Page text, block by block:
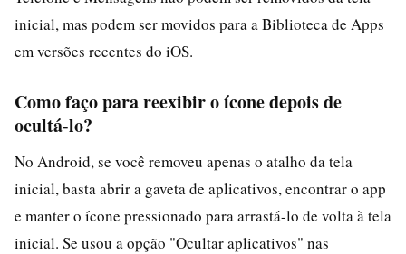
inicial, mas podem ser movidos para a Biblioteca de Apps
em versões recentes do iOS.
Como faço para reexibir o ícone depois de
ocultá-lo?
No Android, se você removeu apenas o atalho da tela
inicial, basta abrir a gaveta de aplicativos, encontrar o app
e manter o ícone pressionado para arrastá-lo de volta à tela
inicial. Se usou a opção "Ocultar aplicativos" nas